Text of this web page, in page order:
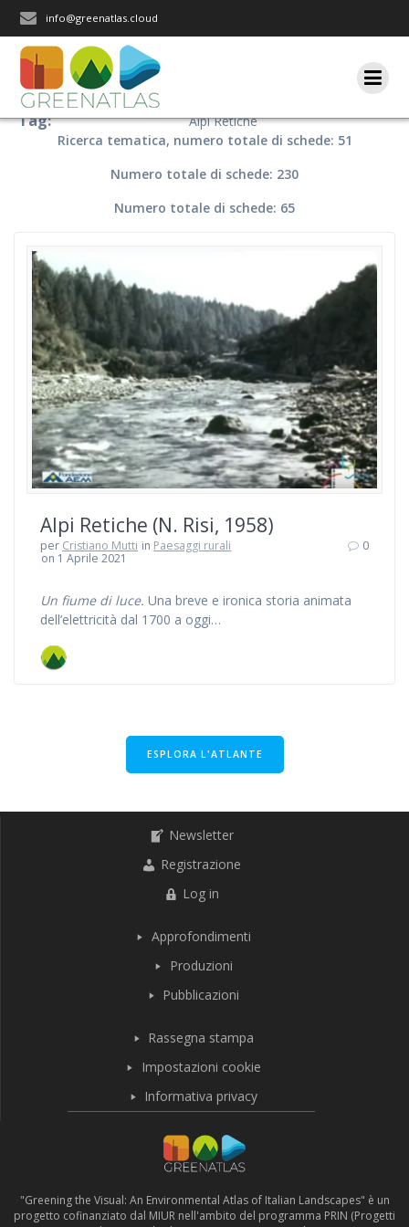
info@greenatlas.cloud
Tag:
Alpi Retiche
Ricerca tematica, numero totale di schede: 51
Numero totale di schede: 230
Numero totale di schede: 65
Alpi Retiche (N. Risi, 1958)
per Cristiano Mutti in Paesaggi rurali
on 1 Aprile 2021
0
Un fiume di luce. Una breve e ironica storia animata
dell’elettricità dal 1700 a oggi…
ESPLORA L'ATLANTE
Newsletter
Registrazione
Log in
Approfondimenti
Produzioni
Pubblicazioni
Rassegna stampa
Impostazioni cookie
Informativa privacy
"Greening the Visual: An Environmental Atlas of Italian Landscapes" è un
progetto cofinanziato dal MIUR nell'ambito del programma PRIN (Progetti